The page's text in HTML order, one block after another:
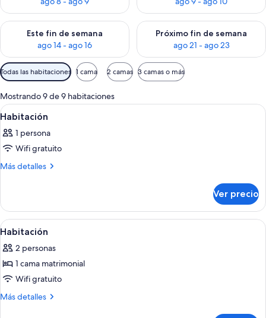
Este fin de semana
ago 14 - ago 16
Consulta la disponibilidad para este fin de semana ago 14 -
Próximo fin de semana
ago 21 - ago 23
Consulta la disponibilidad
Filtros
disponibles
para
las
habitaciones
Todas las habitaciones 1 cama 2 camas 3 camas o más
Mostrando 9 de 9 habitaciones
Abrir
todas
las
fotos
de
6
Habitación
1 persona
Wifi gratuito
Más detalles
Más
Ver precio
Abrir
todas
las
fotos
de
Habitación
3
Habitación
2 personas
1 cama matrimonial
Wifi gratuito
Más detalles
Más